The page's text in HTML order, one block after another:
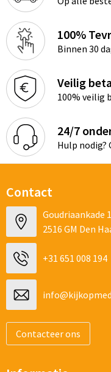
100%
Binnen 30
Veilig
100% veilig
24/7
Hulp nodig?
Contact
Goudriaankade
2516 GM Den
+31 651 008 194
Contacteer ons